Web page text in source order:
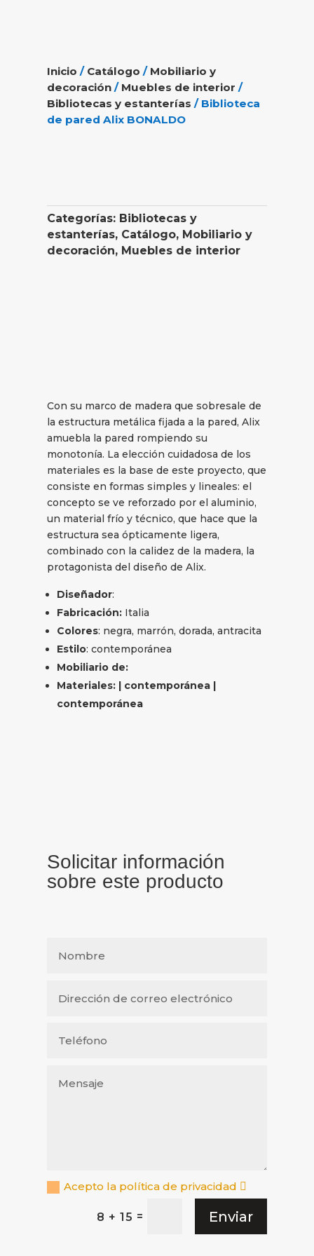
Inicio / Catálogo / Mobiliario y
decoración / Muebles de interior /
Bibliotecas y estanterías / Biblioteca
de pared Alix BONALDO
Categorías: Bibliotecas y
estanterías, Catálogo, Mobiliario y
decoración, Muebles de interior
Con su marco de madera que sobresale de
la estructura metálica fijada a la pared, Alix
amuebla la pared rompiendo su
monotonía. La elección cuidadosa de los
materiales es la base de este proyecto, que
consiste en formas simples y lineales: el
concepto se ve reforzado por el aluminio,
un material frío y técnico, que hace que la
estructura sea ópticamente ligera,
combinado con la calidez de la madera, la
protagonista del diseño de Alix.
Diseñador:
Fabricación: Italia
Colores: negra, marrón, dorada, antracita
Estilo: contemporánea
Mobiliario de:
Materiales: | contemporánea |
contemporánea
Solicitar información
sobre este producto
Acepto la política de privacidad
8 + 15 = Enviar